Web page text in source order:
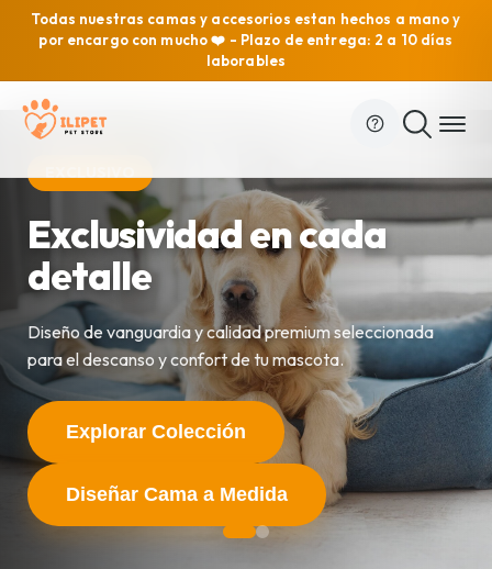
Todas nuestras camas y accesorios estan hechos a mano y
por encargo con mucho ❤️ - Plazo de entrega: 2 a 10 días
laborables
A MEDIDA
¿No encuentras la
medida perfecta?
Diseña tu propia cama Ilipet: Elige la forma, tejido, relleno
y personalízala con su nombre.
Explorar Colección
Diseñar Cama a Medida